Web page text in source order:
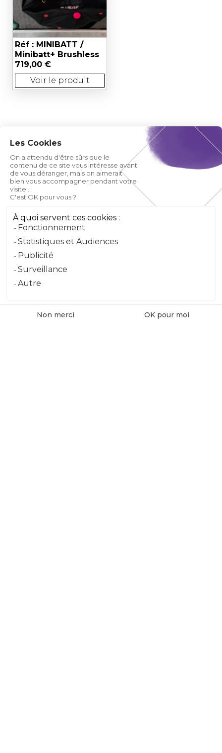
Réf : MINIBATT /
Minibatt+ Brushless
719,00 €
Voir le produit
Les Cookies
On a attendu d'être sûrs que le
contenu de ce site vous intéresse avant
de vous déranger, mais on aimerait
bien vous accompagner pendant votre
visite...
C'est OK pour vous ?
À quoi servent ces cookies :
Fonctionnement
Statistiques et Audiences
Publicité
Surveillance
Autre
Non merci OK pour moi